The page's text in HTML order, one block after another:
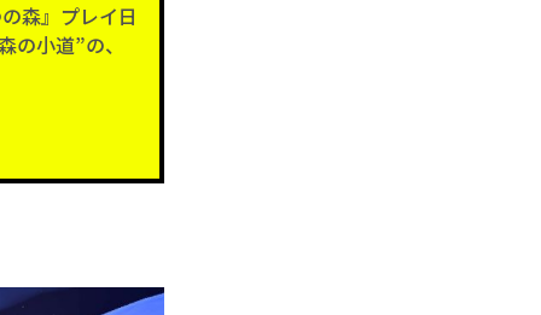
森』プレイ日
小道”の、